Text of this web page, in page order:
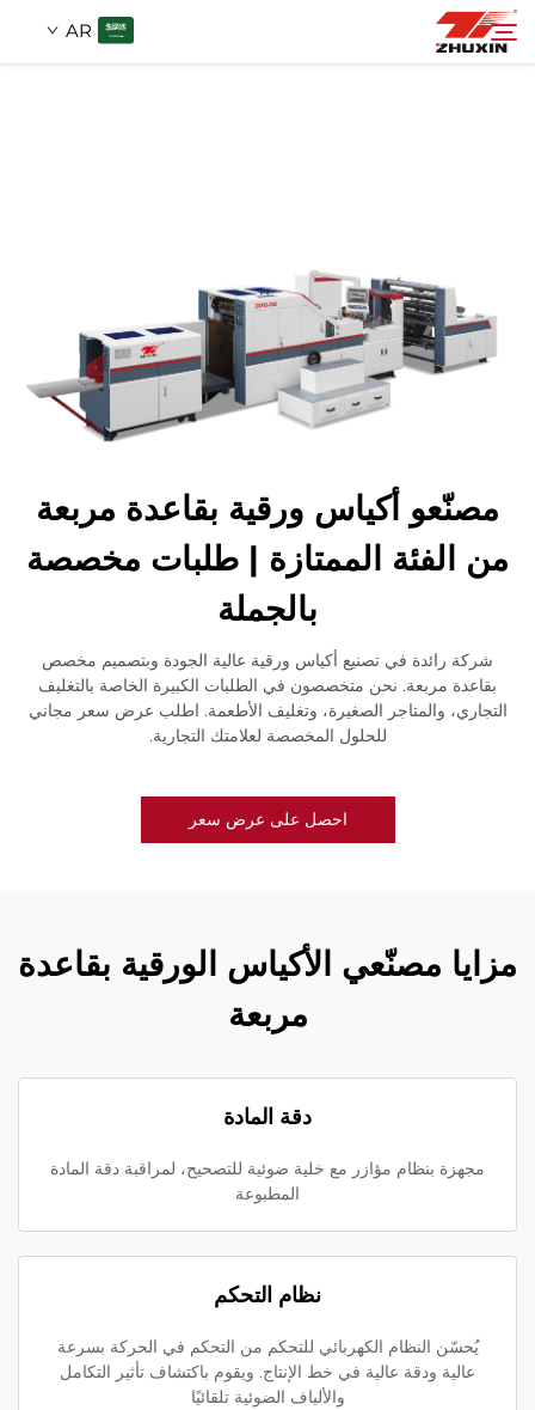
AR
شركة
أخبار
الأسئلة الشائعة
مصنّعو أكياس ورقية بقاعدة مربعة
من الفئة الممتازة | طلبات مخصصة
بالجملة
شركة رائدة في تصنيع أكياس ورقية عالية الجودة وبتصميم مخصص
بقاعدة مربعة. نحن متخصصون في الطلبات الكبيرة الخاصة بالتغليف
التجاري، والمتاجر الصغيرة، وتغليف الأطعمة. اطلب عرض سعر مجاني
للحلول المخصصة لعلامتك التجارية.
احصل على عرض سعر
مزايا مصنّعي الأكياس الورقية بقاعدة
مربعة
دقة المادة
مجهزة بنظام مؤازر مع خلية ضوئية للتصحيح، لمراقبة دقة المادة
المطبوعة
نظام التحكم
يُحسّن النظام الكهربائي للتحكم من التحكم في الحركة بسرعة
عالية ودقة عالية في خط الإنتاج. ويقوم باكتشاف تأثير التكامل
والألياف الضوئية تلقائيًا